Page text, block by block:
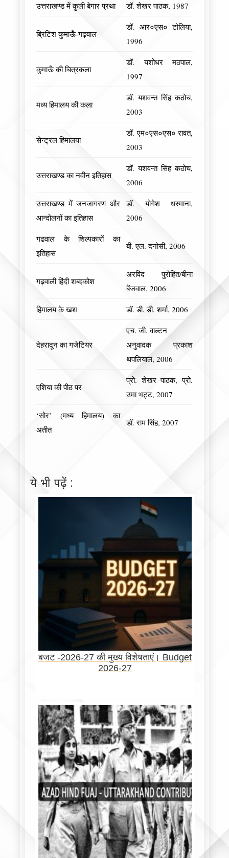
उत्तराखण्ड में कुली बेगार प्रथा डॉ. शेखर पाठक, 1987
ब्रिटिश कुमाऊँ-गढ़वाल
डॉ. आर०एस० टोलिया,
1996
कुमाऊँ की चित्रकला
डॉ. यशोधर मठपाल,
1997
मध्य हिमालय की कला
डॉ. यशवन्त सिंह कठोच,
2003
सेन्ट्रल हिमालया
डॉ. एम०एस०एस० रावत,
2003
उत्तराखण्ड का नवीन इतिहास
डॉ. यशवन्त सिंह कठोच,
2006
उत्तराखण्ड में जनजागरण और
आन्दोलनों का इतिहास
डॉ. योगेश धस्माना,
2006
गढवाल के शिल्पकारों का
इतिहास
बी. एल. दनोसी, 2006
गढ़वाली हिंदी शब्दकोश
अरविंद पुरोहित/बीना
बेंजवाल, 2006
हिमालय के खश डॉ. डी. डी. शर्मा, 2006
देहरादून का गजेटियर
एच. जी. वाल्टन
अनुवादक प्रकाश
थपलियाल, 2006
एशिया की पीठ पर
प्रो. शेखर पाठक, प्रो.
उमा भट्ट, 2007
‘सोर’ (मध्य हिमालय) का
अतीत
डॉ. राम सिंह, 2007
ये भी पढ़ें :
बजट -2026-27 की मुख्य विशेषताएं। Budget
2026-27